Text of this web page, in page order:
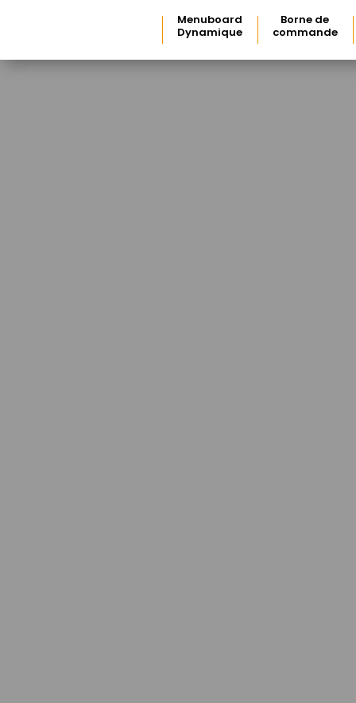
Menuboard
Dynamique
Borne de
commande